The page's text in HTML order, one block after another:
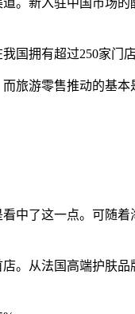
国拥有超过250家门
旅游零售推动的基
中了这一点。可随
。从法国高端护肤